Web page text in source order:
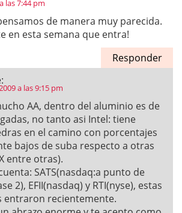
las 7:44 pm
de manera muy parecida.
en esta semana que entra!
Responder
a las 9:15 pm
AA, dentro del aluminio es de
no tanto asi Intel: tiene
en el camino con porcentajes
bajos de suba respecto a otras
X entre otras).
SATS(nasdaq:a punto de
2), EFII(nasdaq) y RTI(nyse), estas
entraron recientemente.